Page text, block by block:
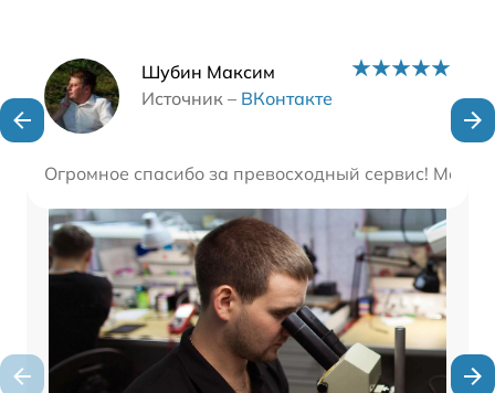
Шубин Максим
Источник – ВКонтакте
Огромное спасибо за превосходный сервис!
Наши мастера